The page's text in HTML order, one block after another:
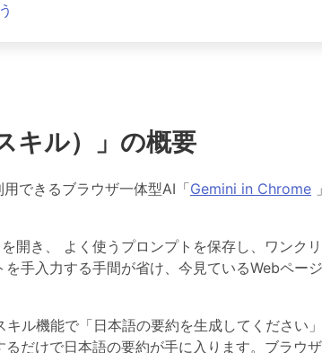
キル）」の概要
できるブラウザ一体型AI「Gemini in Chrome
開き、
よく使うプロンプトを保存し、ワンク
手入力する手間が省け、今見ているWebペー
ル機能で「日本語の要約を生成してください
だけで日本語の要約が手に入ります。ブラウ